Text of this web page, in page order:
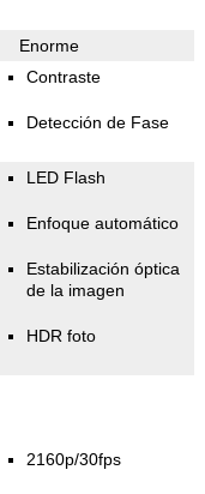
Enorme
Contraste
Detección de Fase
LED Flash
Enfoque automático
Estabilización óptica
de la imagen
HDR foto
2160p/30fps